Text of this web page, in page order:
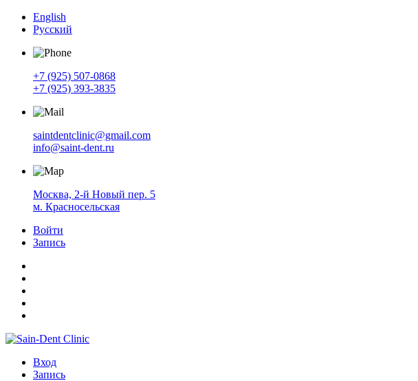
English
Русский
+7 (925) 507-0868
+7 (925) 393-3835
saintdentclinic@gmail.com
info@saint-dent.ru
Москва, 2-й Новый пер. 5
м. Красносельская
Войти
Запись
Вход
Запись